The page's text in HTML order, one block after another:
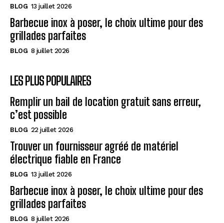
BLOG 13 juillet 2026
Barbecue inox à poser, le choix ultime pour des
grillades parfaites
BLOG 8 juillet 2026
LES PLUS POPULAIRES
Remplir un bail de location gratuit sans erreur,
c’est possible
BLOG 22 juillet 2026
Trouver un fournisseur agréé de matériel
électrique fiable en France
BLOG 13 juillet 2026
Barbecue inox à poser, le choix ultime pour des
grillades parfaites
BLOG 8 juillet 2026